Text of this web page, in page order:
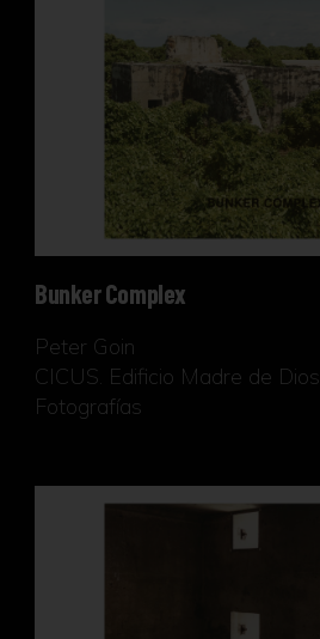
Bunker Complex
Peter Goin
CICUS. Edificio Madre de Dios
Fotografías
Bunker Interior